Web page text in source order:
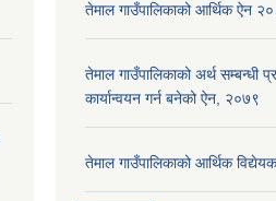
तेमाल गाउँपालिकाको आर्थिक ऐन
तेमाल गाउँपालिकाको अर्थ सम्बन्धी
कार्यान्वयन गर्न बनेको ऐन, २०७९
तेमाल गाउँपालिकाको आर्थिक